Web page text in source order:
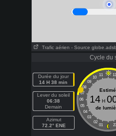
Trafic aérien - Source
Cycle du
Durée du jour
14 H 38 min
Lever du soleil
06:38
Demain
Azimut
72.2° ENE
11 13
10
09
08
07
06
05
04
03
02
01
14 H
de